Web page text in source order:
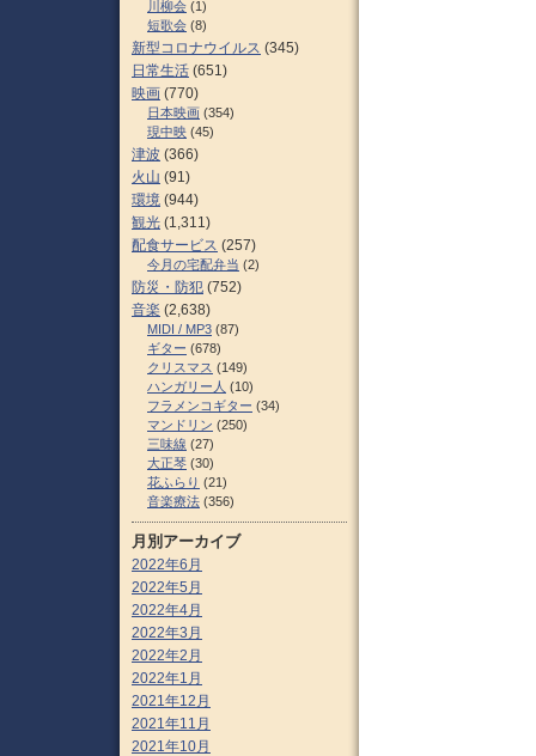
川柳会 (1)
短歌会 (8)
新型コロナウイルス (345)
日常生活 (651)
映画 (770)
日本映画 (354)
現中映 (45)
津波 (366)
火山 (91)
環境 (944)
観光 (1,311)
配食サービス (257)
今月の宅配弁当 (2)
防災・防犯 (752)
音楽 (2,638)
MIDI / MP3 (87)
ギター (678)
クリスマス (149)
ハンガリー人 (10)
フラメンコギター (34)
マンドリン (250)
三味線 (27)
大正琴 (30)
花ふらり (21)
音楽療法 (356)
月別アーカイブ
2022年6月
2022年5月
2022年4月
2022年3月
2022年2月
2022年1月
2021年12月
2021年11月
2021年10月